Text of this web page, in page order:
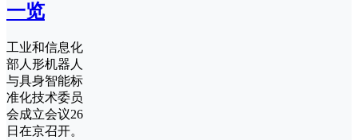
一览
工业和信息化
部人形机器人
与具身智能标
准化技术委员
会成立会议26
日在京召开。